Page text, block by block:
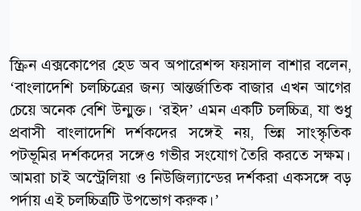
স্ক্রিন এক্সকোপের হেড অব অপারেশন্স ফয়সাল বাশার বলেন,
‘বাংলাদেশি চলচ্চিত্রের জন্য আন্তর্জাতিক বাজার এখন আগের
চেয়ে অনেক বেশি উন্মুক্ত। ‘রইদ’ এমন একটি চলচ্চিত্র, যা শুধু
প্রবাসী বাংলাদেশি দর্শকদের সঙ্গেই নয়, ভিন্ন সাংস্কৃতিক
পটভূমির দর্শকদের সঙ্গেও গভীর সংযোগ তৈরি করতে সক্ষম।
আমরা চাই অস্ট্রেলিয়া ও নিউজিল্যান্ডের দর্শকরা একসঙ্গে বড়
পর্দায় এই চলচ্চিত্রটি উপভোগ করুক।’